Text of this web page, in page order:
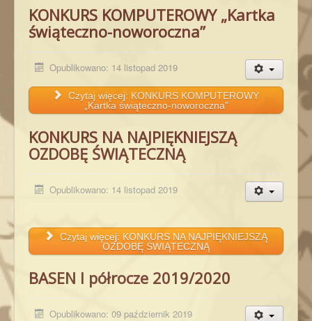
KONKURS KOMPUTEROWY „Kartka
świąteczno-noworoczna”
Opublikowano: 14 listopad 2019
Czytaj więcej: KONKURS KOMPUTEROWY
„Kartka świąteczno-noworoczna”
KONKURS NA NAJPIĘKNIEJSZĄ
OZDOBĘ ŚWIĄTECZNĄ
Opublikowano: 14 listopad 2019
Czytaj więcej: KONKURS NA NAJPIĘKNIEJSZĄ
OZDOBĘ ŚWIĄTECZNĄ
BASEN I półrocze 2019/2020
Opublikowano: 09 październik 2019